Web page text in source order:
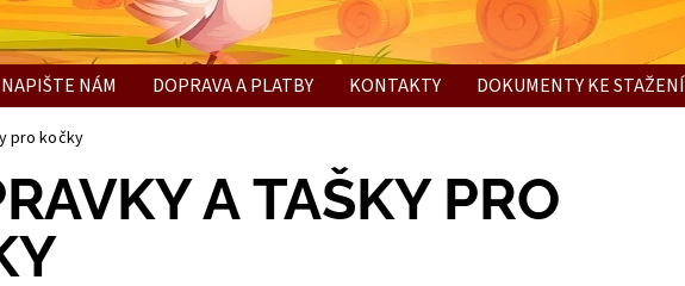
NAPIŠTE NÁM DOPRAVA A PLATBY KONTAKTY DOKUMENTY KE STAŽENÍ
pro kočky
A TAŠKY PRO